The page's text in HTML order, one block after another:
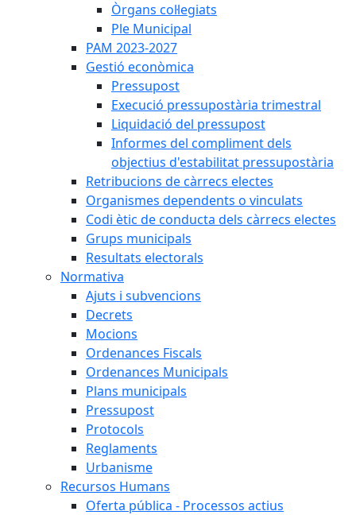
Òrgans col·legiats
Ple Municipal
PAM 2023-2027
Gestió econòmica
Pressupost
Execució pressupostària trimestral
Liquidació del pressupost
Informes del compliment dels
objectius d'estabilitat pressupostària
Retribucions de càrrecs electes
Organismes dependents o vinculats
Codi ètic de conducta dels càrrecs electes
Grups municipals
Resultats electorals
Normativa
Ajuts i subvencions
Decrets
Mocions
Ordenances Fiscals
Ordenances Municipals
Plans municipals
Pressupost
Protocols
Reglaments
Urbanisme
Recursos Humans
Oferta pública - Processos actius